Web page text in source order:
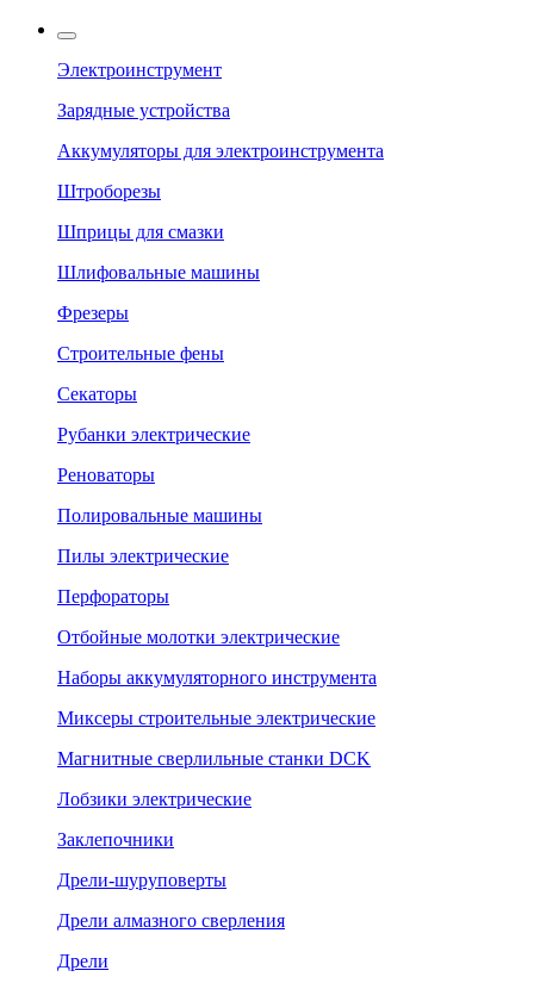
Электроинструмент
Зарядные устройства
Аккумуляторы для электроинструмента
Штроборезы
Шприцы для смазки
Шлифовальные машины
Фрезеры
Строительные фены
Секаторы
Рубанки электрические
Реноваторы
Полировальные машины
Пилы электрические
Перфораторы
Отбойные молотки электрические
Наборы аккумуляторного инструмента
Миксеры строительные электрические
Магнитные сверлильные станки DCK
Лобзики электрические
Заклепочники
Дрели-шуруповерты
Дрели алмазного сверления
Дрели